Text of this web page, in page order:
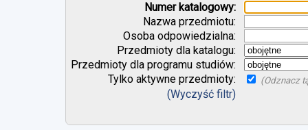
Numer katalogowy:
Nazwa przedmiotu:
Osoba odpowiedzialna:
Przedmioty dla katalogu:
Przedmioty dla programu studiów:
Tylko aktywne przedmioty:
(Odznacz
(Wyczyść filtr)